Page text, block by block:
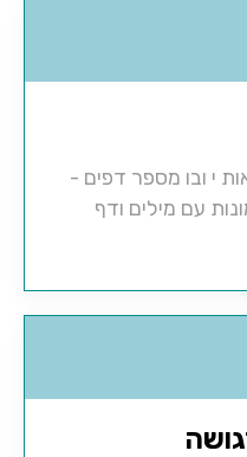
י ובו מספר דפים -
עם מילים ודף